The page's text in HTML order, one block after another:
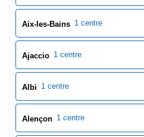
Alpes-de-Haute-Provence
Alpes-Maritimes
Amiens 4 centres
Angers 2 centres